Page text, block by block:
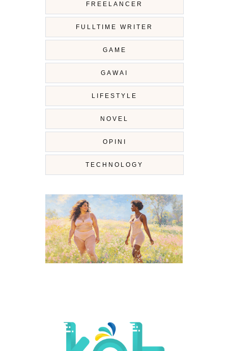
FREELANCER
FULLTIME WRITER
GAME
GAWAI
LIFESTYLE
NOVEL
OPINI
TECHNOLOGY